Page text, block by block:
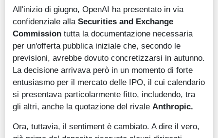
All'inizio di giugno, OpenAI ha presentato in via
confidenziale alla Securities and Exchange
Commission tutta la documentazione necessaria
per un'offerta pubblica iniziale che, secondo le
previsioni, avrebbe dovuto concretizzarsi in autunno.
La decisione arrivava però in un momento di forte
entusiasmo per il mercato delle IPO, il cui calendario
si presentava particolarmente fitto, includendo, tra
gli altri, anche la quotazione del rivale Anthropic.
Ora, tuttavia, il sentiment è cambiato. A dire il vero,